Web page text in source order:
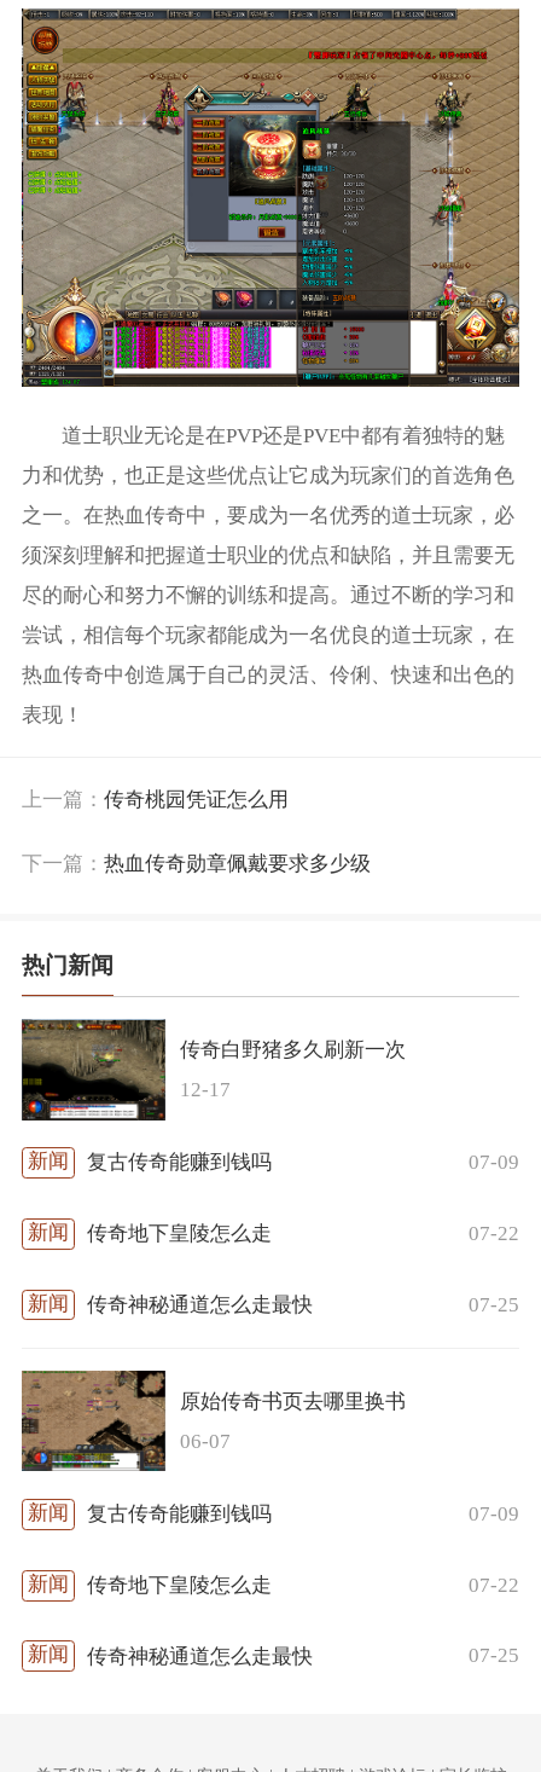
道士职业无论是在PVP还是PVE中都有着独特的魅
力和优势，也正是这些优点让它成为玩家们的首选角色
之一。在热血传奇中，要成为一名优秀的道士玩家，必
须深刻理解和把握道士职业的优点和缺陷，并且需要无
尽的耐心和努力不懈的训练和提高。通过不断的学习和
尝试，相信每个玩家都能成为一名优良的道士玩家，在
热血传奇中创造属于自己的灵活、伶俐、快速和出色的
表现！
上一篇： 传奇桃园凭证怎么用
下一篇： 热血传奇勋章佩戴要求多少级
热门新闻
传奇白野猪多久刷新一次
12-17
复古传奇能赚到钱吗 07-09
传奇地下皇陵怎么走 07-22
传奇神秘通道怎么走最快 07-25
原始传奇书页去哪里换书
06-07
复古传奇能赚到钱吗 07-09
传奇地下皇陵怎么走 07-22
传奇神秘通道怎么走最快 07-25